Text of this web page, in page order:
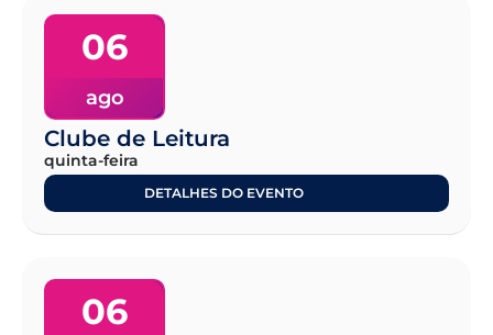
06
ago
Clube de Leitura
quinta-feira
DETALHES DO EVENTO
06